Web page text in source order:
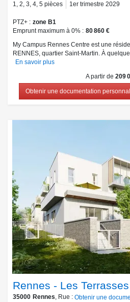
1, 2, 3, 4, 5 pièces 1er trimestre 2029
PTZ+
zone B1
Emprunt maximum à 0%
80 860 €
My Campus Rennes Centre est une
RENNES, quartier Saint-Martin. À
En savoir plus
A partir de 209
Obtenir une documentation
Rennes - Les
35000 Rennes, Rue : Obtenir une